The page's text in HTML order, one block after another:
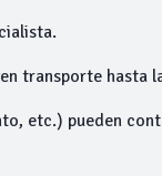
transporte hasta
etc.) pueden